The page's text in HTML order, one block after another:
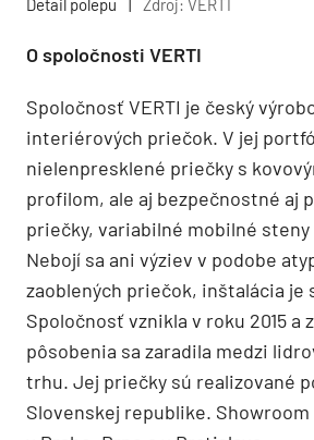
Detail polepu | Zdroj: VERTI
O spoločnosti VERTI
Spoločnosť VERTI je český
interiérových priečok. V jej
nielenpresklené priečky s
profilom, ale aj bezpečnostné aj
priečky, variabilné mobilné steny
Nebojí sa ani výziev v podobe
zaoblených priečok, inštalácia je
Spoločnosť vznikla v roku 2015 a
pôsobenia sa zaradila medzi
trhu. Jej priečky sú realizované
Slovenskej republike. Showroom